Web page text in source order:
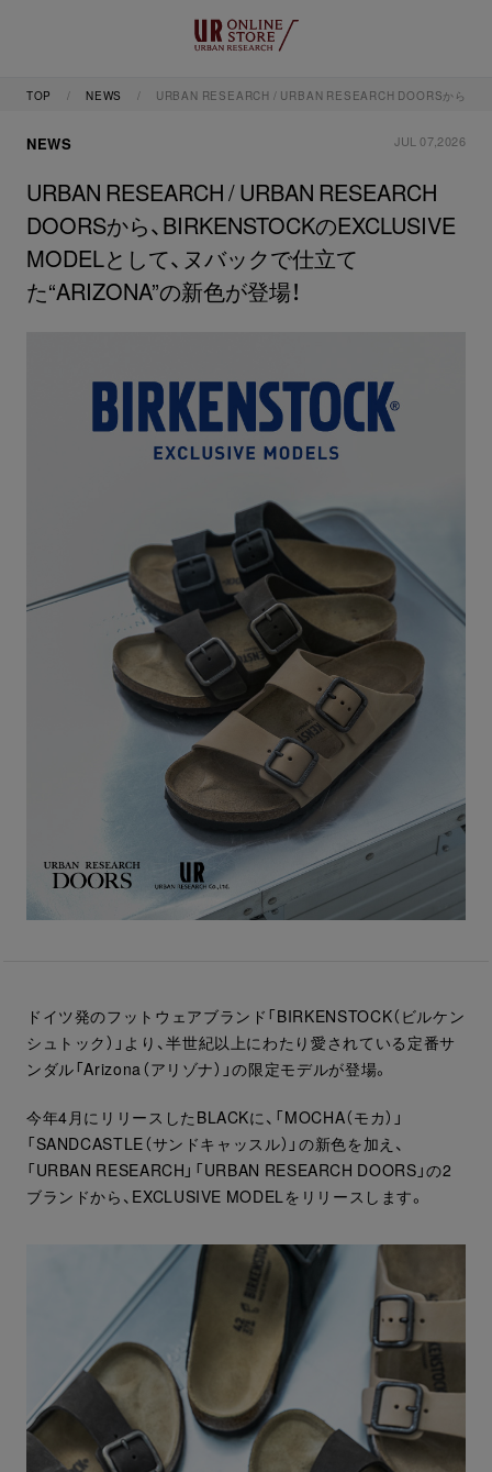
TOP NEWS URBAN RESEARCH / URBAN RESEARCH DOORSから、
NEWS JUL 07,2026
URBAN RESEARCH / URBAN RESEARCH
DOORSから、BIRKENSTOCKのEXCLUSIVE
MODELとして、ヌバックで仕立て
た“ARIZONA”の新色が登場！
ドイツ発のフットウェアブランド「BIRKENSTOCK（ビルケン
シュトック）」より、半世紀以上にわたり愛されている定番サ
ンダル「Arizona（アリゾナ）」の限定モデルが登場。
今年4月にリリースしたBLACKに、「MOCHA（モカ）」
「SANDCASTLE（サンドキャッスル）」の新色を加え、
「URBAN RESEARCH」「URBAN RESEARCH DOORS」の2
ブランドから、EXCLUSIVE MODELをリリースします。